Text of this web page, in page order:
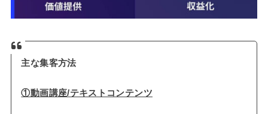
主な集客方法
①動画講座/テキストコンテンツ